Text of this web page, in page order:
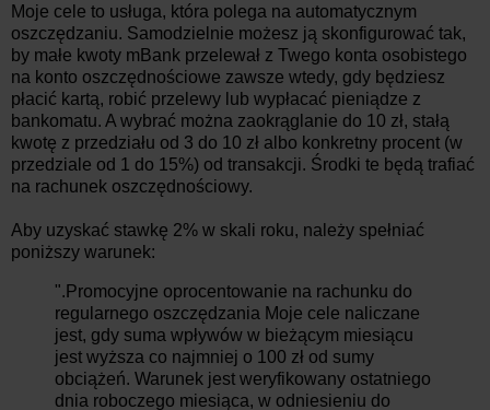
Moje cele to usługa, która polega na automatycznym
oszczędzaniu. Samodzielnie możesz ją skonfigurować tak,
by małe kwoty mBank przelewał z Twego konta osobistego
na konto oszczędnościowe zawsze wtedy, gdy będziesz
płacić kartą, robić przelewy lub wypłacać pieniądze z
bankomatu. A wybrać można zaokrąglanie do 10 zł, stałą
kwotę z przedziału od 3 do 10 zł albo konkretny procent (w
przedziale od 1 do 15%) od transakcji. Środki te będą trafiać
na rachunek oszczędnościowy.
Aby uzyskać stawkę 2% w skali roku, należy spełniać
poniższy warunek:
".Promocyjne oprocentowanie na rachunku do
regularnego oszczędzania Moje cele naliczane
jest, gdy suma wpływów w bieżącym miesiącu
jest wyższa co najmniej o 100 zł od sumy
obciążeń. Warunek jest weryfikowany ostatniego
dnia roboczego miesiąca, w odniesieniu do